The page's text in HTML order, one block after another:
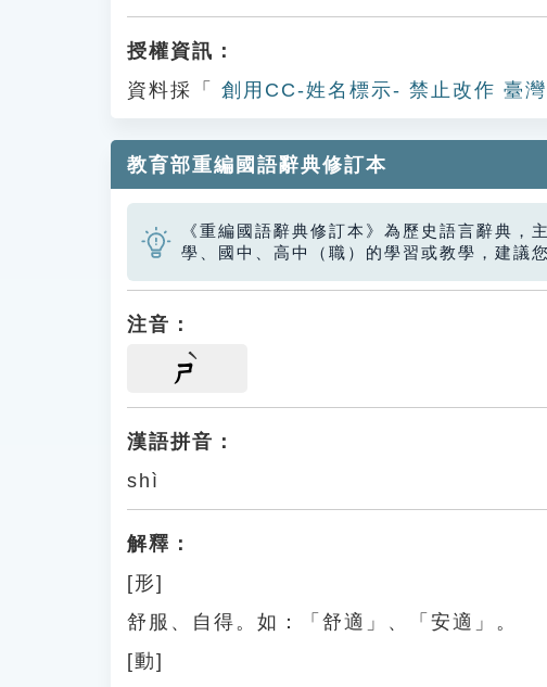
授權資訊：
資料採「
創用CC-姓名標示- 禁止改作 臺
教育部重編國語辭典修訂本
《重編國語辭典修訂本》為歷史語言辭典
學、國中、高中（職）的學習或教學，建議
注音：
ㄕ
漢語拼音：
shì
解釋：
[形]
舒服、自得。如：「舒適」、「安適」。
[動]